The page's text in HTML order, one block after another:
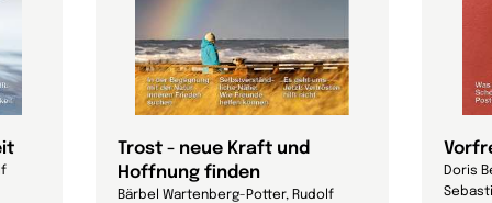
Trost - neue Kraft und
Hoffnung finden
Bärbel Wartenberg-Potter, Rudolf
Doris